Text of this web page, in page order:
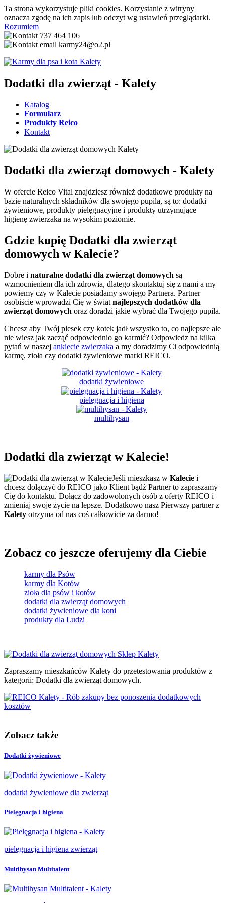
Ta strona wykorzystuje pliki cookies. Korzystanie z witryny
oznacza zgodę na ich zapis lub odczyt wg ustawień przeglądarki.
Rozumiem
737 464 106
karmy24@o2.pl
Dodatki dla zwierząt - Kalety
Katalog
Formularz
Produkty Reico
Kontakt
Dodatki dla zwierząt domowych - Kalety
W ofercie Reico Vital znajdziesz również dodatkowe produkty na
bazie naturalnych składników dla swojego pupila, są to: dodatki
żywieniowe, produkty pielęgnacyjne i produkty utrzymujące
higienę zwierzaka na wysokim poziomie.
Gdzie kupię Dodatki dla zwierząt
domowych w Kalecie?
Dobre i naturalne dodatki dla zwierząt domowych są
wzmocnieniem dla ich zdrowia, dlatego skontaktuj się z nami a my
powiemy czy w Kalecie posiadamy swojego Partnera. Partner
osobiście wprowadzi Cię w światnajlepszych dodatków dla
zwierząt domowych oraz doradzi jakie wybrać dla Twojego pupila.
Chcesz aby Twój piesek czy kotek jadł wszystko to, co najlepsze ale
nie wiesz jak zacząć odpowiednio go karmić? Odpowiedz na kilka
pytań w naszej ankiecie zwierzaka a my doradzimy Ci odpowiednią
karmę, zioła czy dodatki żywieniowe marki REICO.
dodatki żywieniowe
pielęgnacja i higiena
multihysan
Dodatki dla zwierząt w Kalecie!
Jeśli mieszkasz w Kalecie i
chcesz dołączyć do REICO jako Klient bądź Partner to zapraszamy
Cię do kontaktu. Dołącz do zadowolonych osób z oferty REICO i
zmieniaj swoje życie na lepsze. Dodatkowo nasz Pierwszy partner z
Kalety otrzyma od nas coś całkowicie za darmo!
Zobacz co jeszcze oferujemy dla Ciebie
karmy dla Psów
karmy dla Kotów
zioła dla psów i kotów
dodatki dla zwierząt domowych
dodatki żywieniowe dla koni
produkty dla Ludzi
Zapraszamy mieszkańców Kalety do przetestowania produktów z
kategorii: Dodatki dla zwierząt domowych.
Zobacz także
Dodatki żywieniowe
dodatki żywieniowe dla zwierząt
Pielęgnacja i higiena
pielęgnacja i higiena zwierząt
Multihysan Multitalent